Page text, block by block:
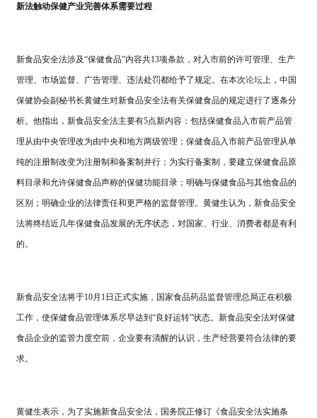
新法触动保健产业完善体系需要过程
新食品安全法涉及“保健食品”内容共13项条款，对入市前的许可管理、生产
管理、市场监督、广告管理、违法处罚都给予了规定。在本次论坛上，中国
保健协会副秘书长黄健生对新食品安全法有关保健食品的规定进行了逐条分
析。他指出，新食品安全法主要有5点新内容：包括保健食品入市前产品管
理从由中央管理改为由中央和地方两级管理；保健食品入市前产品管理从单
纯的注册制改变为注册制和备案制并行；为实行备案制，要建立保健食品原
料目录和允许保健食品声称的保健功能目录；明确与保健食品与其他食品的
区别；明确企业的法律责任和更严格的监督管理。黄健生认为，新食品安全
法将终结近几年保健食品发展的无序状态，对国家、行业、消费者都是有利
的。
新食品安全法将于10月1日正式实施，国家食品药品监督管理总局正在积极
工作，使保健食品管理体系尽早达到“良好运转”状态。新食品安全法对保健
食品企业的监管力度空前，企业要有清醒的认识，生产经营要符合法律的要
求。
黄健生表示，为了实施新食品安全法，国务院正修订《食品安全法实施条